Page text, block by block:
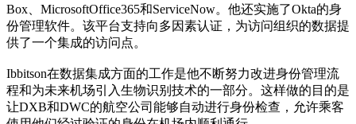
Box、MicrosoftOffice365和ServiceNow。他还实施了Okta的身
份管理软件。该平台支持向多因素认证，为访问组织的数据提
供了一个集成的访问点。
Ibbitson在数据集成方面的工作是他不断努力改进身份管理流
程和为未来机场引入生物识别技术的一部分。这样做的目的是
让DXB和DWC的航空公司能够自动进行身份检查，允许乘客